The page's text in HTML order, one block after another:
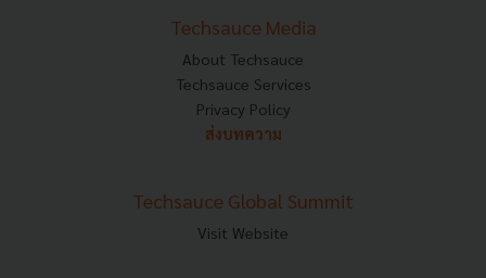
Techsauce Media
About Techsauce
Techsauce Services
Privacy Policy
ส่งบทความ
Techsauce Global Summit
Visit Website